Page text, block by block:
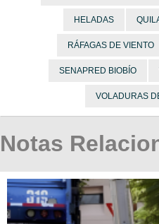
HELADAS
RÁFAGAS DE VIENTO
SENAPRED BIOBÍO
VOLADURAS
Notas